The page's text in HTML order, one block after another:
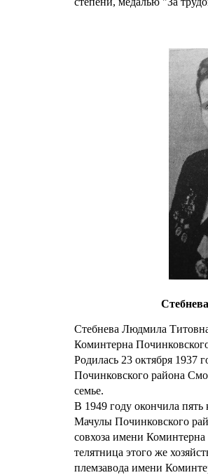
Стебнева Людмила
Коминтерна
Родилась 23 октября 1937
Починковского района
семье.
В 1949 году окончила
Мачулы Починковского
совхоза имени
телятница этого же
племзавода имени